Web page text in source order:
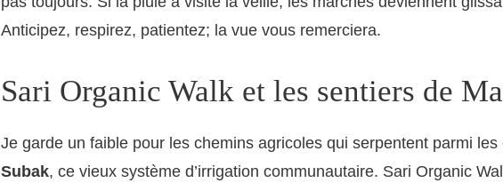
Anticipez, respirez, patientez; la vue vous remerciera.
Sari Organic Walk et les sentiers de
Je garde un faible pour les chemins agricoles qui serpentent parmi les
Subak, ce vieux système d’irrigation communautaire. Sari Organic